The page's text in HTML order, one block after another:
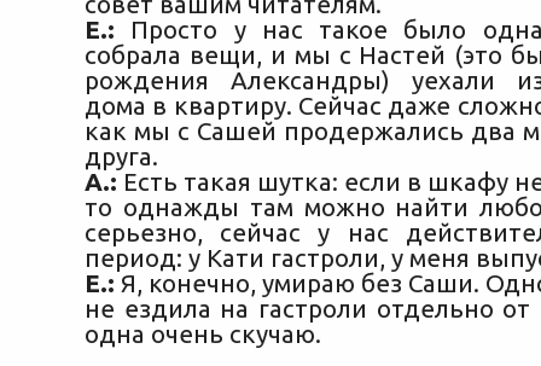
Е.: Просто у нас такое было
собрала вещи, и мы с Настей (это
рождения Александры) уехали
дома в квартиру. Сейчас даже
как мы с Сашей продержались два
друга.
А.: Есть такая шутка: если в шкафу
то однажды там можно найти
серьезно, сейчас у нас
период: у Кати гастроли, у меня
Е.: Я, конечно, умираю без Саши.
не ездила на гастроли отдельно от
одна очень скучаю.